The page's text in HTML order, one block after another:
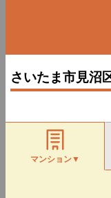
さいたま市見沼
マンション▼